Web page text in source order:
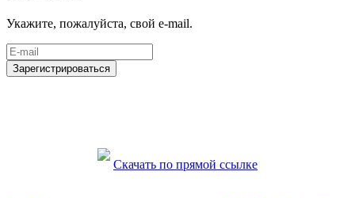
Укажите, пожалуйста, свой e-mail.
Зарегистрироваться
Скачать по прямой ссылке